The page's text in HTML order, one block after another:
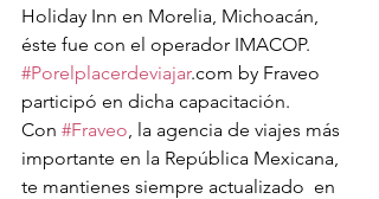
Holiday Inn en Morelia, Michoacán,
éste fue con el operador IMACOP.
#Porelplacerdeviajar.com by Fraveo
participó en dicha capacitación.
Con #Fraveo , la agencia de viajes más
importante en la República Mexicana,
te mantienes siempre actualizado  en